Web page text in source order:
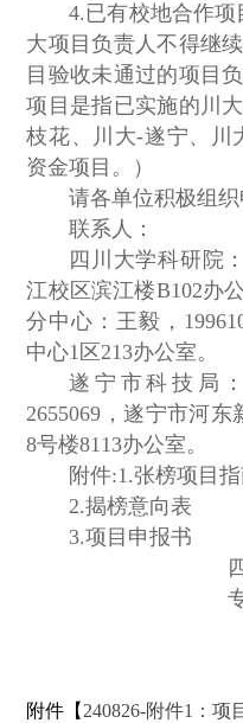
4.已有校地合作项
大项目负责人不得继
目验收未通过的项目
项目是指已实施的川
枝花、川大-遂宁、川
资金项目。）
请各单位积极组织
联系人：
四川大学科研院
江校区滨江楼B102办
分中心：王毅，
中心1区213办公室。
遂宁市科技局
2655069，遂宁市河
8号楼8113办公室。
附件:1.张榜项目
2.揭榜意向表
3.项目申报书
附件【 240826-附件1：项